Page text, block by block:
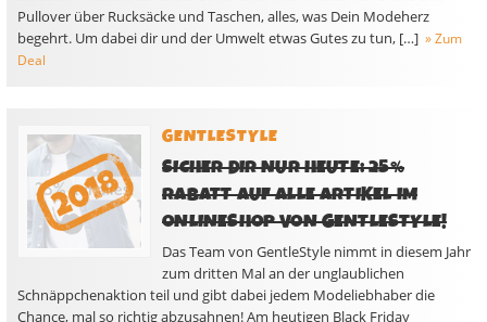
Pullover über Rucksäcke und Taschen, alles, was Dein Modeherz
begehrt. Um dabei dir und der Umwelt etwas Gutes zu tun, […] » Zum
Deal
GENTLESTYLE
SICHER DIR NUR HEUTE: 25%
RABATT AUF ALLE ARTIKEL IM
ONLINESHOP VON GENTLESTYLE!
Das Team von GentleStyle nimmt in diesem Jahr
zum dritten Mal an der unglaublichen
Schnäppchenaktion teil und gibt dabei jedem Modeliebhaber die
Chance, mal so richtig abzusahnen! Am heutigen Black Friday